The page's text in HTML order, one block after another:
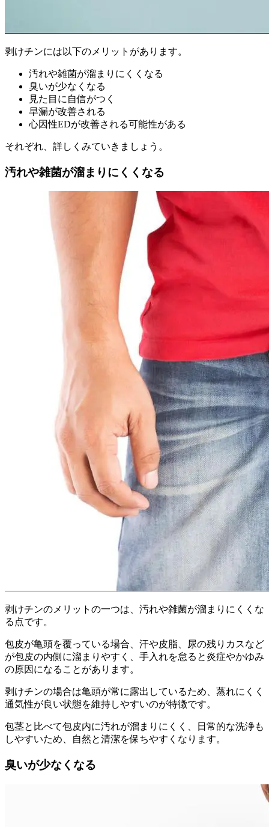
剥けチンには以下のメリットがあります。
汚れや雑菌が溜まりにくくなる
臭いが少なくなる
見た目に自信がつく
早漏が改善される
心因性EDが改善される可能性がある
それぞれ、詳しくみていきましょう。
汚れや雑菌が溜まりにくくなる
剥けチンのメリットの一つは、汚れや雑菌が溜まりにくくな
る点です。
包皮が亀頭を覆っている場合、汗や皮脂、尿の残りカスなど
が包皮の内側に溜まりやすく、手入れを怠ると炎症やかゆみ
の原因になることがあります。
剥けチンの場合は亀頭が常に露出しているため、 蒸れにくく
通気性が良い状態を維持しやすいのが特徴です。
包茎と比べて包皮内に汚れが溜まりにくく、
日常的な洗浄も
しやすいため、自然と清潔を保ちやすくなります。
臭いが少なくなる